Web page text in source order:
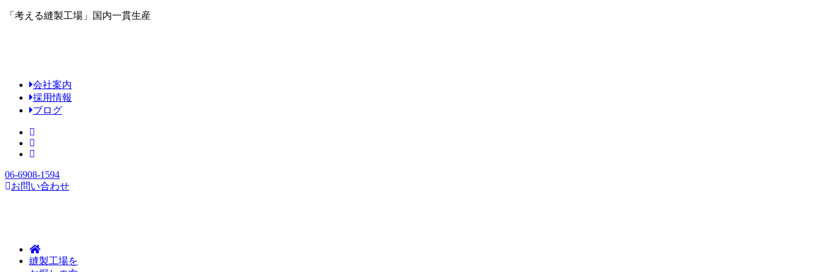
「考える縫製工場」国内一貫生産
会社案内
採用情報
ブログ
06-6908-1594
お問い合わせ
縫製工場を